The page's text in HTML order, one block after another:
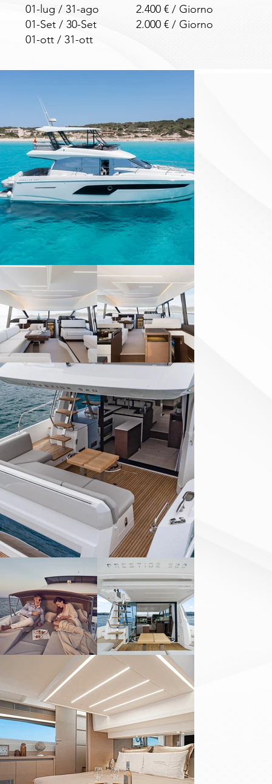
01-lug / 31-ago
01-Set / 30-Set
01-ott / 31-ott
2.400 € / Giorno
2.000 € / Giorno